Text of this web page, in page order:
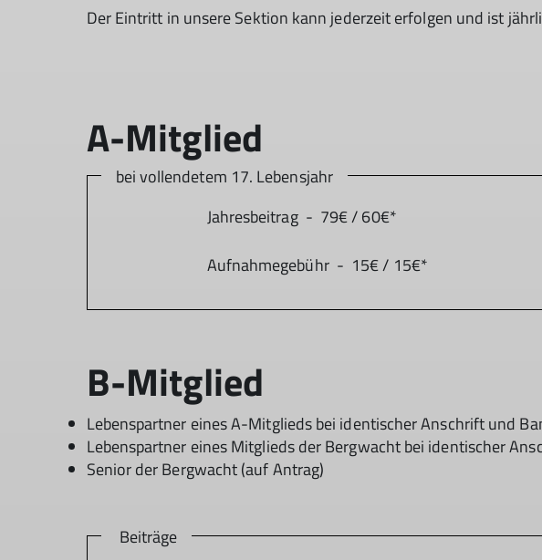
Der Eintritt in unsere Sektion kann jederzeit erfolgen und ist
bei vollendetem 17. Lebensjahr
Jahresbeitrag - 79€ / 60€*
Aufnahmegebühr - 15€ / 15€*
B-Mitglied
Lebenspartner eines A-Mitglieds bei identischer Anschrift und
Lebenspartner eines Mitglieds der Bergwacht bei identischer
Senior der Bergwacht (auf Antrag)
Beiträge